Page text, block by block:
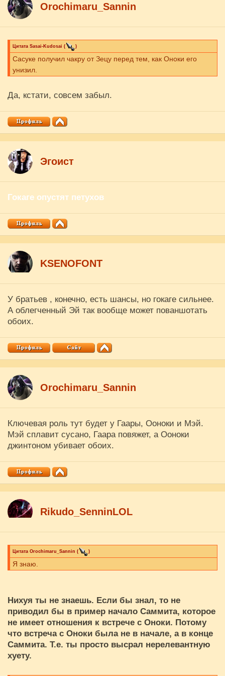
Orochimaru_Sannin
Цитата Sasai-Kudosai ( )
Сасуке получил чакру от Зецу перед тем, как Оноки его
унизил.
Да, кстати, совсем забыл.
Эгоист
Гокаге опустят петухов
KSENOFONT
У братьев , конечно, есть шансы, но гокаге сильнее.
А облегченный Эй так вообще может пованшотать
обоих.
Orochimaru_Sannin
Ключевая роль тут будет у Гаары, Ооноки и Мэй.
Мэй сплавит сусано, Гаара повяжет, а Ооноки
джинтоном убивает обоих.
Rikudo_SenninLOL
Цитата Orochimaru_Sannin ( )
Я знаю.
Нихуя ты не знаешь. Если бы знал, то не
приводил бы в пример начало Саммита, которое
не имеет отношения к встрече с Оноки. Потому
что встреча с Оноки была не в начале, а в конце
Саммита. Т.е. ты просто высрал нерелевантную
хуету.